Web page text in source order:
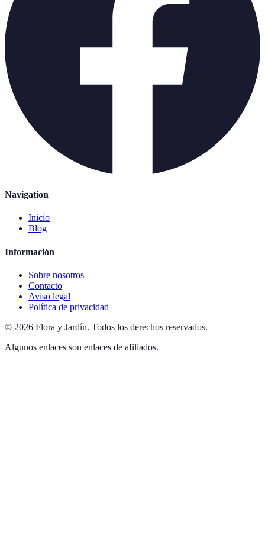
Navigation
Inicio
Blog
Información
Sobre nosotros
Contacto
Aviso legal
Política de privacidad
© 2026 Flora y Jardín. Todos los derechos reservados.
Algunos enlaces son enlaces de afiliados.